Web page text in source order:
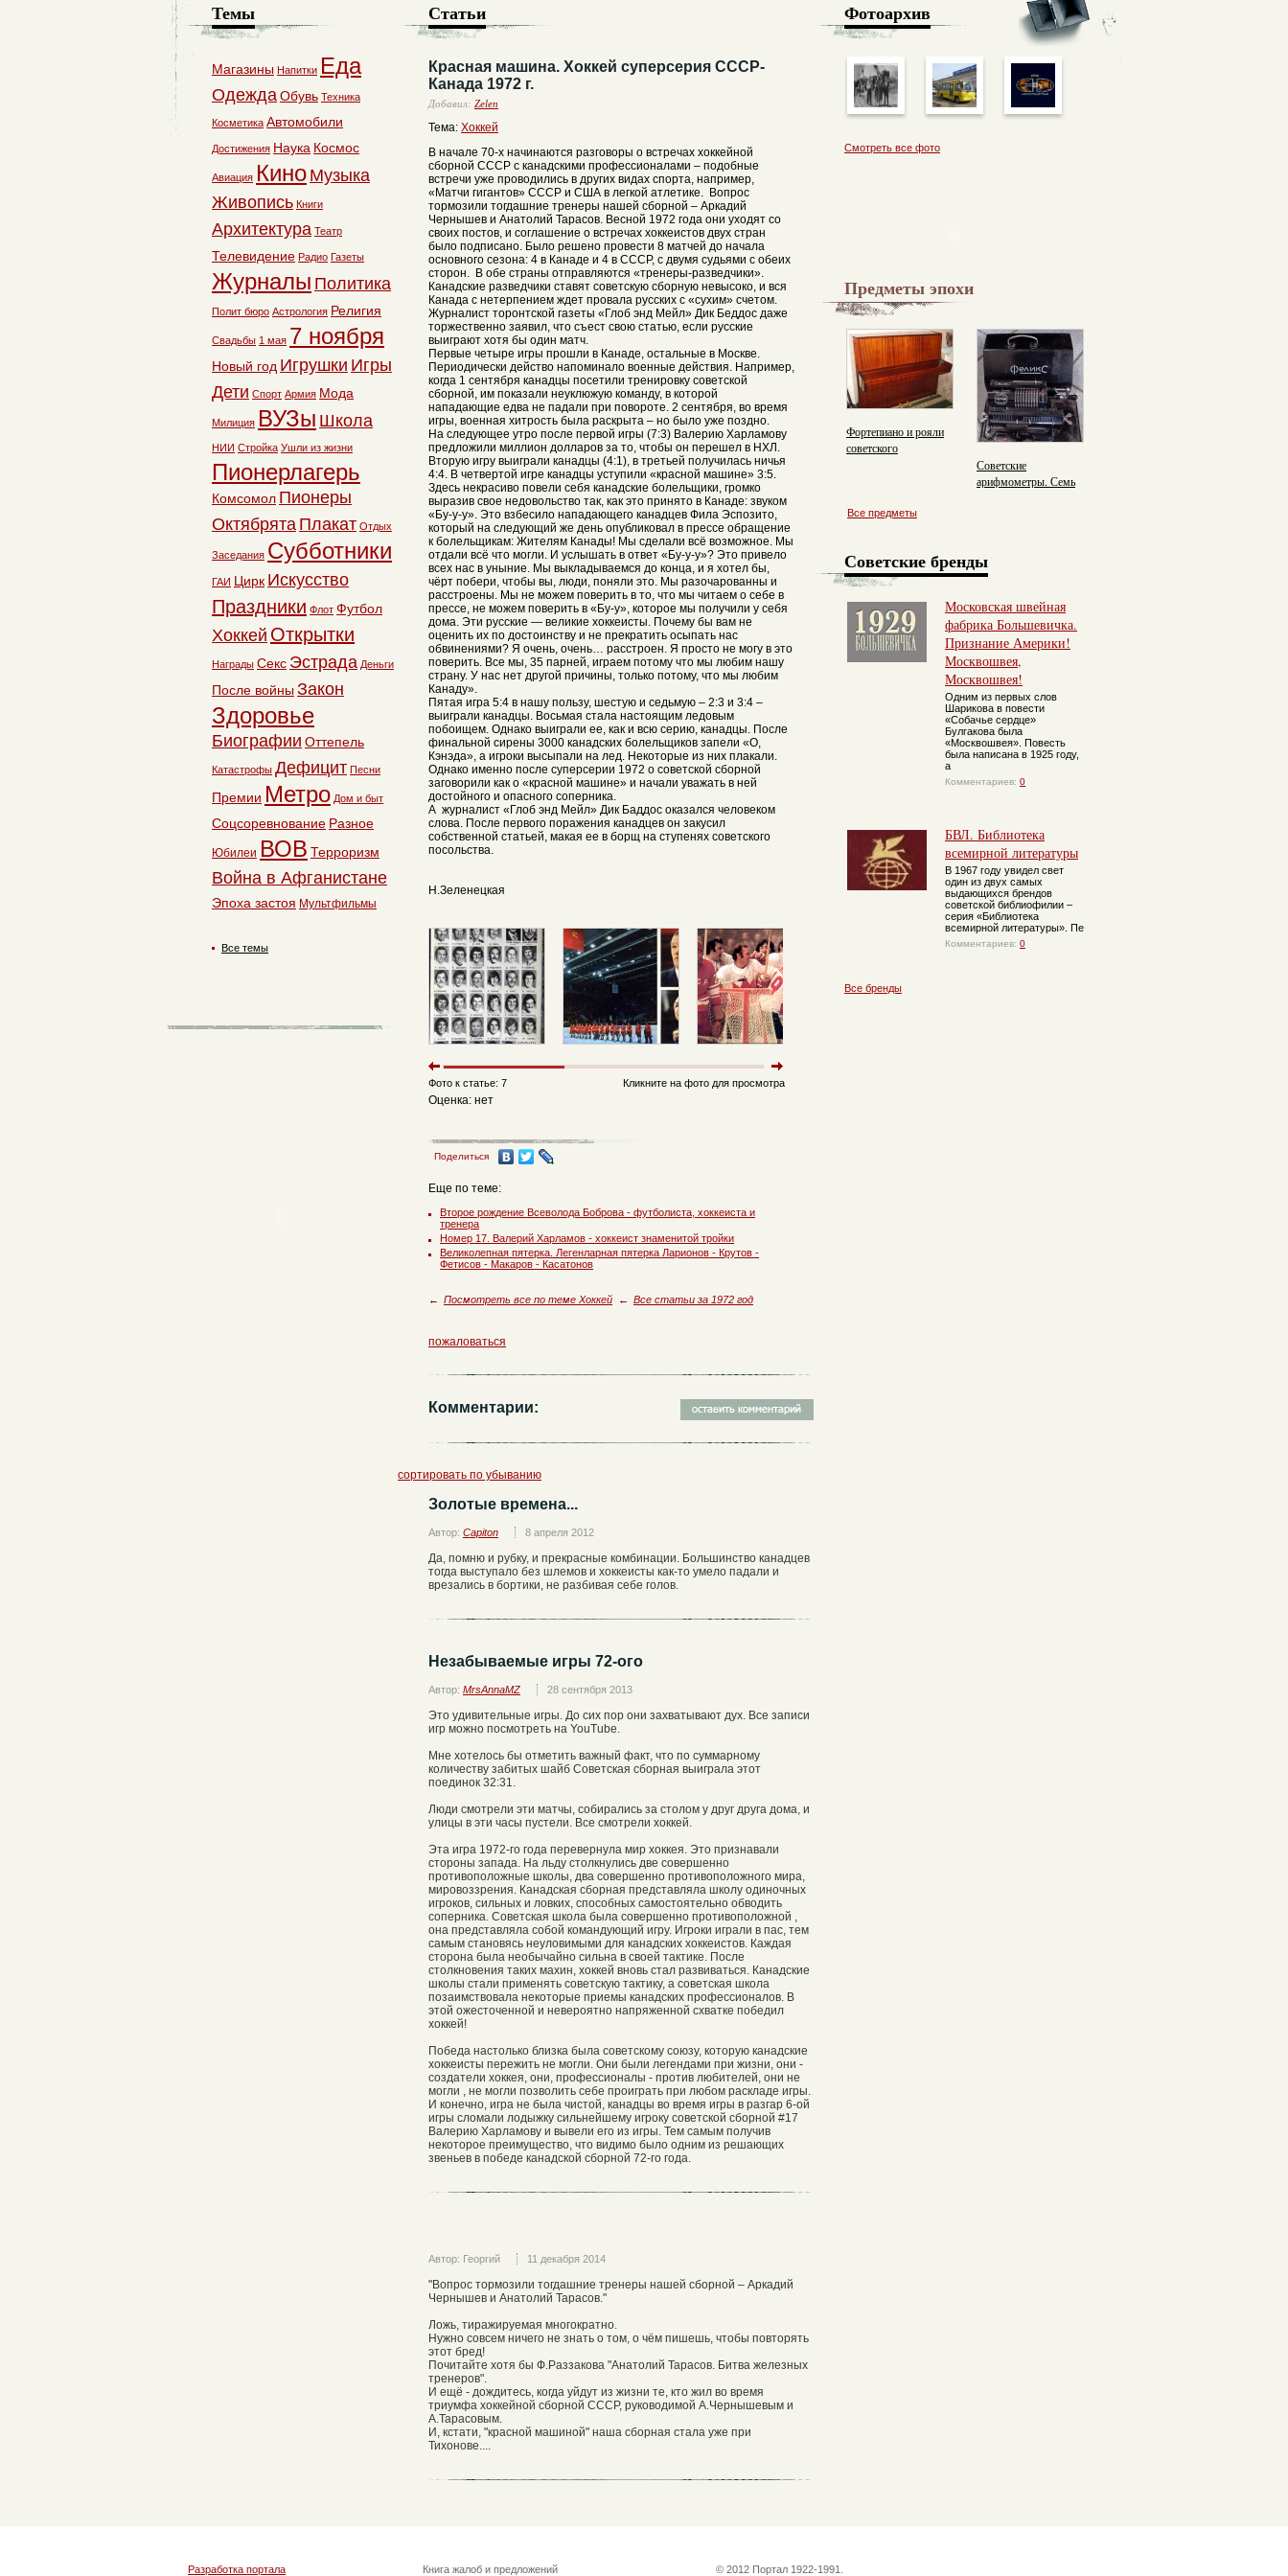
Статьи
Красная машина. Хоккей суперсерия СССР-
Канада 1972 г.
Добавил: Zelen
Тема: Хоккей
В начале 70-х начинаются разговоры о встречах хоккейной
сборной СССР с канадскими профессионалами – подобные
встречи уже проводились в других видах спорта, например,
«Матчи гигантов» СССР и США в легкой атлетике. Вопрос
тормозили тогдашние тренеры нашей сборной – Аркадий
Чернышев и Анатолий Тарасов. Весной 1972 года они уходят со
своих постов, и соглашение о встречах хоккеистов двух стран
было подписано. Было решено провести 8 матчей до начала
основного сезона: 4 в Канаде и 4 в СССР, с двумя судьями с обеих
сторон. В обе страны отправляются «тренеры-разведчики».
Канадские разведчики ставят советскую сборную невысоко, и вся
Канада с нетерпением ждет провала русских с «сухим» счетом.
Журналист торонтской газеты «Глоб энд Мейл» Дик Беддос даже
торжественно заявил, что съест свою статью, если русские
выиграют хотя бы один матч.
Первые четыре игры прошли в Канаде, остальные в Москве.
Периодически действо напоминало военные действия. Например,
когда 1 сентября канадцы посетили тренировку советской
сборной, им показали неуклюжую команду, в которой
нападающие едва не падали при повороте. 2 сентября, во время
игры, военная хитрость была раскрыта – но было уже поздно.
На следующее утро после первой игры (7:3) Валерию Харламову
предложили миллион долларов за то, чтобы он перешел в НХЛ.
Вторую игру выиграли канадцы (4:1), в третьей получилась ничья
4:4. В четвертой игре канадцы уступили «красной машине» 3:5.
Здесь некрасиво повели себя канадские болельщики, громко
выразив свое недовольство так, как это принято в Канаде: звуком
«Бу-у-у». Это взбесило нападающего канадцев Фила Эспозито,
который на следующий же день опубликовал в прессе обращение
к болельщикам: Жителям Канады! Мы сделали всё возможное. Мы
отдали всё что могли. И услышать в ответ «Бу-у-у»? Это привело
всех нас в уныние. Мы выкладываемся до конца, и я хотел бы,
чёрт побери, чтобы вы, люди, поняли это. Мы разочарованны и
расстроены. Мы не можем поверить в то, что мы читаем о себе в
прессе, не можем поверить в «Бу-у», которое мы получили у себя
дома. Эти русские — великие хоккеисты. Почему бы вам не
оценить их по достоинству и не прекратить осыпать нас
обвинениями? Я очень, очень… расстроен. Я просто не могу в это
поверить. Все мы, 35 парней, играем потому что мы любим нашу
страну. У нас нет другой причины, только потому, что мы любим
Канаду».
Пятая игра 5:4 в нашу пользу, шестую и седьмую – 2:3 и 3:4 –
выиграли канадцы. Восьмая стала настоящим ледовым
побоищем. Однако выиграли ее, как и всю серию, канадцы. После
финальной сирены 3000 канадских болельщиков запели «О,
Кэнэда», а игроки высыпали на лед. Некоторые из них плакали.
Однако именно после суперсерии 1972 о советской сборной
заговорили как о «красной машине» и начали уважать в ней
достойного и опасного соперника.
А журналист «Глоб энд Мейл» Дик Баддос оказался человеком
слова. После первого поражения канадцев он закусил
собственной статьей, макая ее в борщ на ступенях советского
посольства.
Н.Зеленецкая
Кликните на фото для просмотра
Фото к статье: 7
Оценка: нет
Поделиться
Еще по теме:
Второе рождение Всеволода Боброва - футболиста, хоккеиста и
тренера
Номер 17. Валерий Харламов - хоккеист знаменитой тройки
Великолепная пятерка. Легенларная пятерка Ларионов - Крутов -
Фетисов - Макаров - Касатонов
← Посмотреть все по теме Хоккей ← Все статьи за 1972 год
пожаловаться
Комментарии:
сортировать по убыванию
Золотые времена...
Автор: Capiton 8 апреля 2012
Да, помню и рубку, и прекрасные комбинации. Большинство канадцев
тогда выступало без шлемов и хоккеисты как-то умело падали и
врезались в бортики, не разбивая себе голов.
Незабываемые игры 72-ого
Автор: MrsAnnaMZ 28 сентября 2013
Это удивительные игры. До сих пор они захватывают дух. Все записи
игр можно посмотреть на YouTube.
Мне хотелось бы отметить важный факт, что по суммарному
количеству забитых шайб Советская сборная выиграла этот
поединок 32:31.
Люди смотрели эти матчы, собирались за столом у друг друга дома, и
улицы в эти часы пустели. Все смотрели хоккей.
Эта игра 1972-го года перевернула мир хоккея. Это признавали
стороны запада. На льду столкнулись две совершенно
противоположные школы, два совершенно противоположного мира,
мировоззрения. Канадская сборная представляла школу одиночных
игроков, сильных и ловких, способных самостоятельно обводить
соперника. Советская школа была совершенно противоположной ,
она представляла собой командующий игру. Игроки играли в пас, тем
самым становясь неуловимыми для канадских хоккеистов. Каждая
сторона была необычайно сильна в своей тактике. После
столкновения таких махин, хоккей вновь стал развиваться. Канадские
школы стали применять советскую тактику, а советская школа
позаимствовала некоторые приемы канадских профессионалов. В
этой ожесточенной и невероятно напряженной схватке победил
хоккей!
Победа настолько близка была советскому союзу, которую канадские
хоккеисты пережить не могли. Они были легендами при жизни, они -
создатели хоккея, они, профессионалы - против любителей, они не
могли , не могли позволить себе проиграть при любом раскладе игры.
И конечно, игра не была чистой, канадцы во время игры в разгар 6-ой
игры сломали лодыжку сильнейшему игроку советской сборной #17
Валерию Харламову и вывели его из игры. Тем самым получив
некоторое преимущество, что видимо было одним из решающих
звеньев в победе канадской сборной 72-го года.
Автор: Георгий 11 декабря 2014
"Вопрос тормозили тогдашние тренеры нашей сборной – Аркадий
Чернышев и Анатолий Тарасов."
Ложь, тиражируемая многократно.
Нужно совсем ничего не знать о том, о чём пишешь, чтобы повторять
этот бред!
Почитайте хотя бы Ф.Раззакова "Анатолий Тарасов. Битва железных
тренеров".
И ещё - дождитесь, когда уйдут из жизни те, кто жил во время
триумфа хоккейной сборной СССР, руководимой А.Чернышевым и
А.Тарасовым.
И, кстати, "красной машиной" наша сборная стала уже при
Тихонове....
Фотоархив
Смотреть все фото
Предметы эпохи
Фортепиано и рояли
советского
Советские
арифмометры. Семь
Все предметы
Советские бренды
Московская швейная
фабрика Большевичка.
Признание Америки!
Москвошвея,
Москвошвея!
Одним из первых слов
Шарикова в повести
«Собачье сердце»
Булгакова была
«Москвошвея». Повесть
была написана в 1925 году,
а
Комментариев: 0
БВЛ. Библиотека
всемирной литературы
В 1967 году увидел свет
один из двух самых
выдающихся брендов
советской библиофилии –
серия «Библиотека
всемирной литературы». Пе
Комментариев: 0
Все бренды
Темы
Магазины Напитки Еда
ОдеждаОбувь Техника
Косметика Автомобили
Достижения Наука Космос
Авиация Кино Музыка
Живопись Книги
Архитектура Театр
Телевидение Радио Газеты
Журналы Политика
Полит бюро Астрология Религия
Свадьбы 1 мая 7 ноября
Новый год Игрушки Игры
Дети Спорт Армия Мода
Милиция ВУЗы Школа
НИИ Стройка Ушли из жизни
Пионерлагерь
Комсомол Пионеры
Октябрята Плакат Отдых
Заседания Субботники
ГАИ Цирк Искусство
Праздники Флот Футбол
Хоккей Открытки
Награды Секс Эстрада Деньги
После войны Закон
Здоровье
Биографии Оттепель
Катастрофы Дефицит Песни
Премии Метро Дом и быт
Соцсоревнование Разное
Юбилеи ВОВ Терроризм
Война в Афганистане
Эпоха застоя Мультфильмы
Все темы
Разработка портала
Книга жалоб и предложений
© 2012 Портал 1922-1991.